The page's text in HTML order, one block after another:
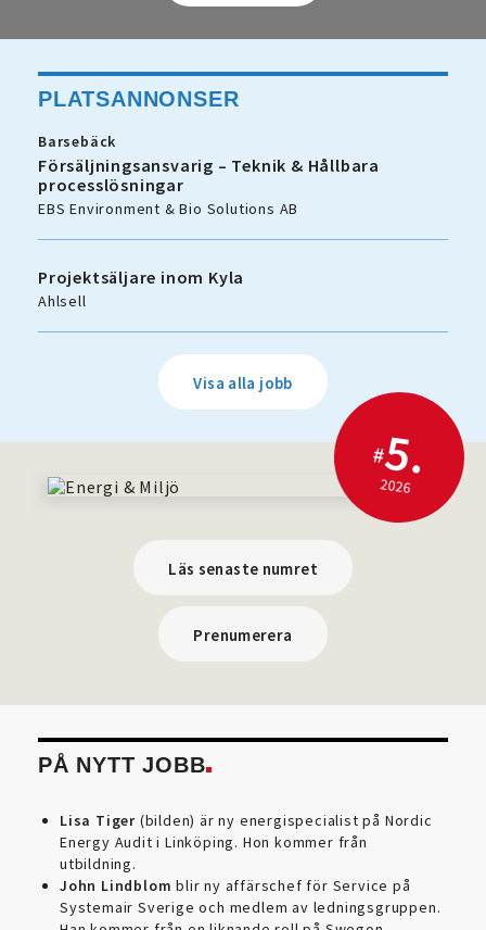
PLATSANNONSER
Barsebäck
Försäljningsansvarig – Teknik & Hållbara
processlösningar
EBS Environment & Bio Solutions AB
Projektsäljare inom Kyla
Ahlsell
Visa alla jobb
#5.
2026
Läs senaste numret
Prenumerera
PÅ NYTT JOBB
Lisa Tiger (bilden) är ny energispecialist på Nordic
Energy Audit i Linköping. Hon kommer från
utbildning.
John Lindblom blir ny affärschef för Service på
Systemair Sverige och medlem av ledningsgruppen.